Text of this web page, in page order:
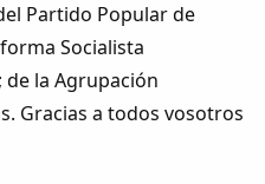
Partido Popular de
Socialista
la Agrupación
Gracias a todos vosotros